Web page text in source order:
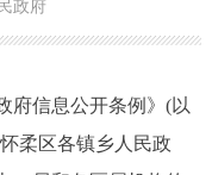
政策服务
政府
信息公开条例》(以
柔区各镇乡人民政